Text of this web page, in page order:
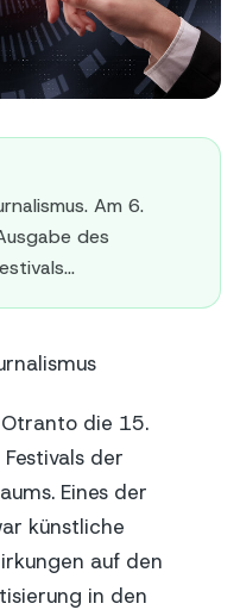
Am 6.
des
die 15.
der
Eines der
künstliche
auf den
in den